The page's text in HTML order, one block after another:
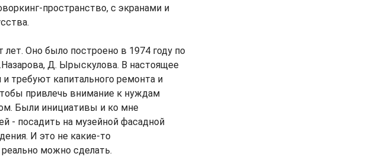
пространство, с экранами и
Оно было построено в 1974 году по
Д. Ырыскулова. В настоящее
требуют капитального ремонта и
привлечь внимание к нуждам
Были инициативы и ко мне
- посадить на музейной фасадной
И это не какие-то
можно сделать.